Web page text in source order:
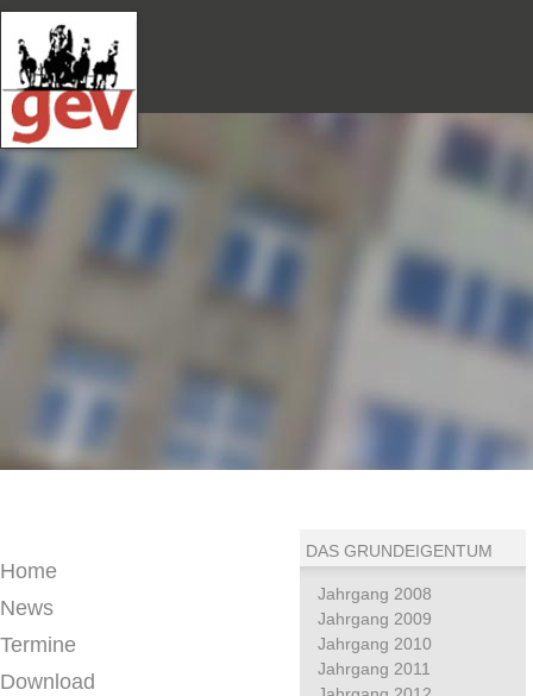
Home
News
Termine
Download
DAS GRUNDEIGENTUM
Jahrgang 2008
Jahrgang 2009
Jahrgang 2010
Jahrgang 2011